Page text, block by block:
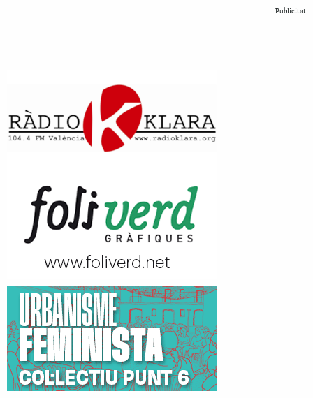
Publicitat